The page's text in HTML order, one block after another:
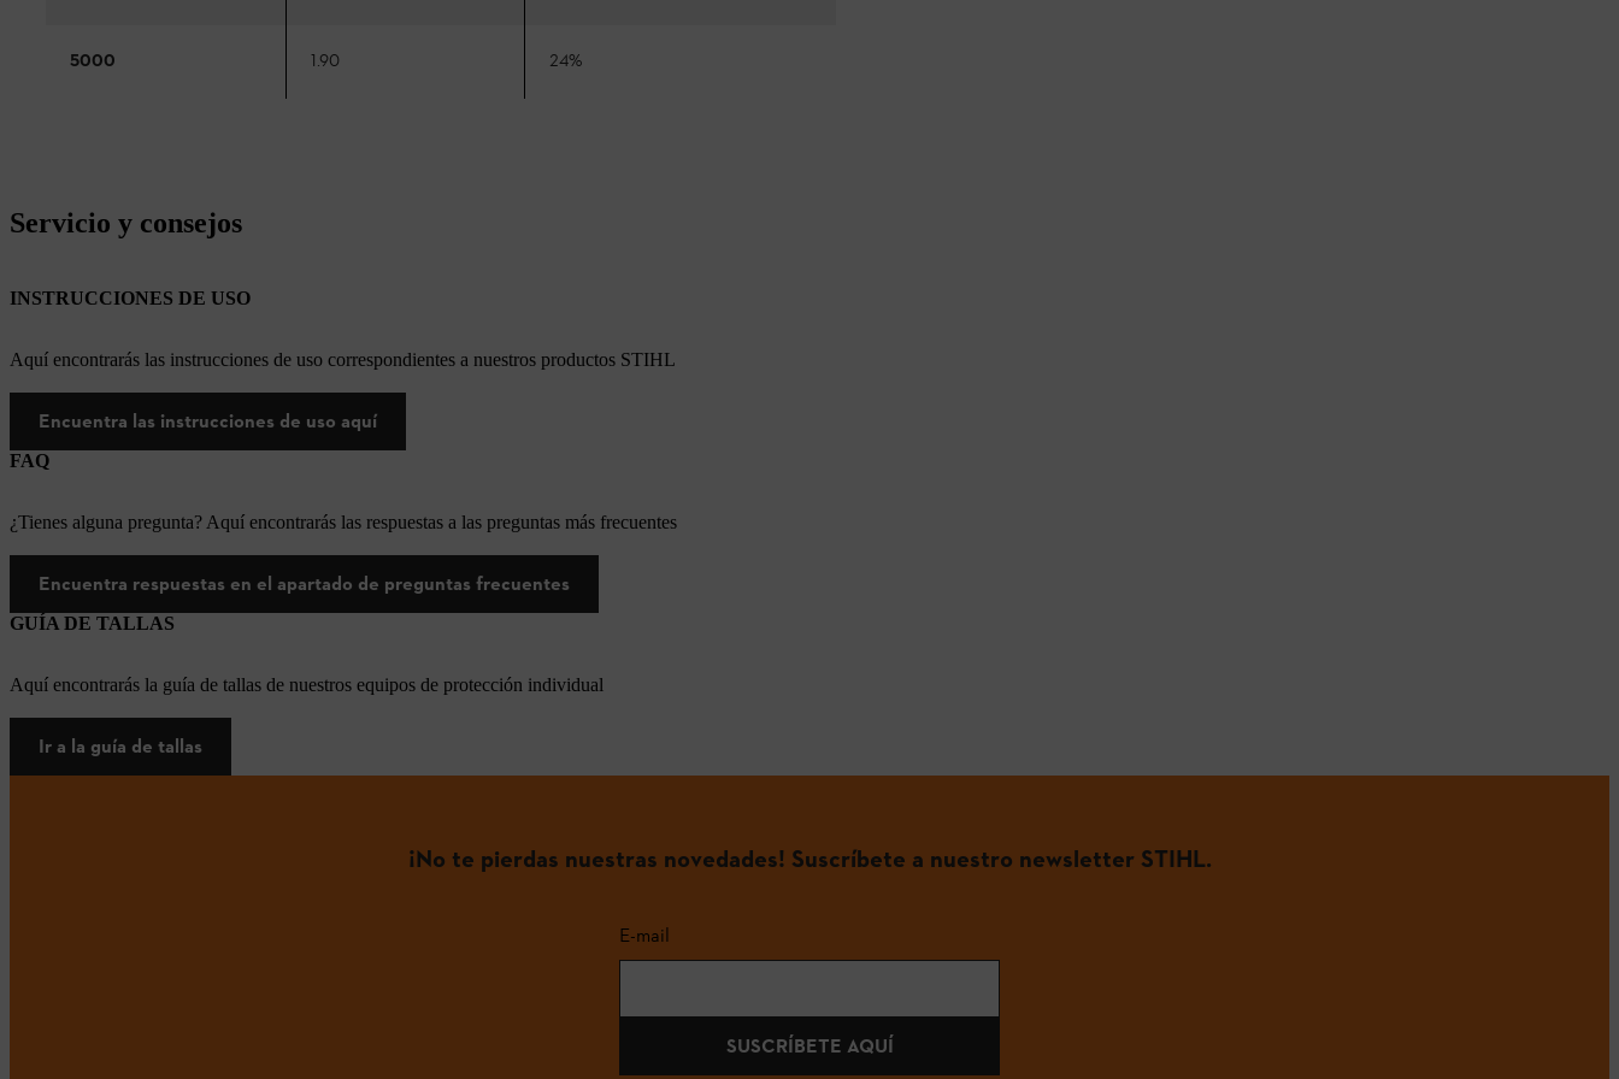
5000 1.90 24%
Servicio y consejos
INSTRUCCIONES DE USO
Aquí encontrarás las instrucciones de uso correspondientes a nuestros productos STIHL
Encuentra las instrucciones de uso aquí
FAQ
¿Tienes alguna pregunta? Aquí encontrarás las respuestas a las preguntas más frecuentes
Encuentra respuestas en el apartado de preguntas frecuentes
GUÍA DE TALLAS
Aquí encontrarás la guía de tallas de nuestros equipos de protección individual
Ir a la guía de tallas
¡No te pierdas nuestras novedades! Suscríbete a nuestro newsletter STIHL.
E-mail
SUSCRÍBETE AQUÍ